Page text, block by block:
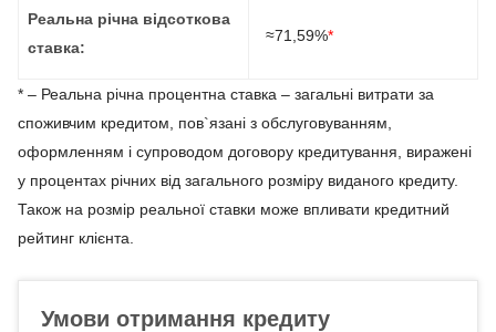
Реальна річна відсоткова
ставка:
≈71,59%*
* – Реальна річна процентна ставка – загальні витрати за
споживчим кредитом, пов`язані з обслуговуванням,
оформленням і супроводом договору кредитування, виражені
у процентах річних від загального розміру виданого кредиту.
Також на розмір реальної ставки може впливати кредитний
рейтинг клієнта.
Умови отримання кредиту